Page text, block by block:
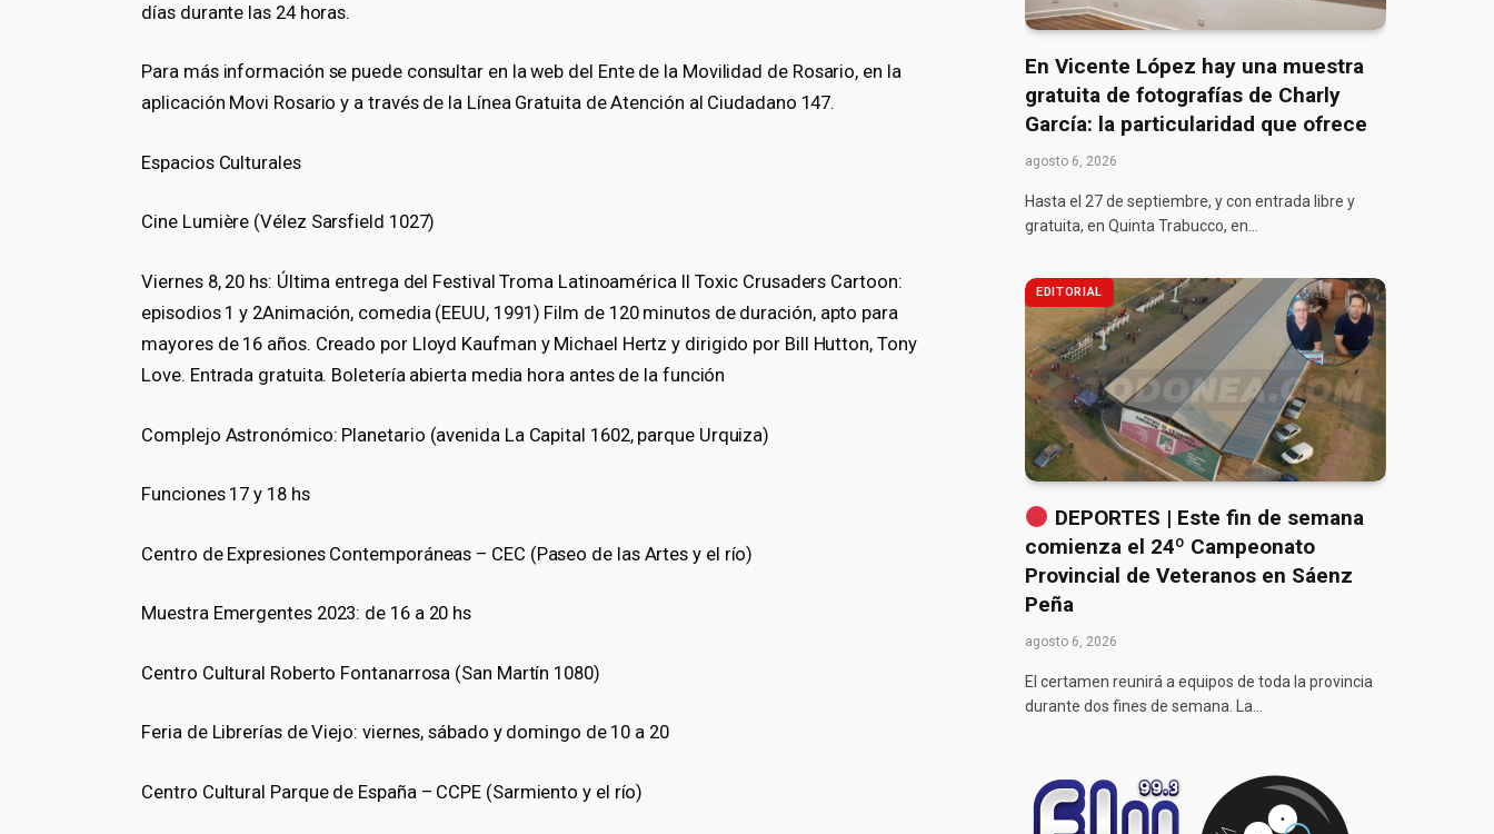
días durante las 24 horas.
Para más información se puede consultar en la web del Ente de la Movilidad de Rosario, en la
aplicación Movi Rosario y a través de la Línea Gratuita de Atención al Ciudadano 147.
Espacios Culturales
Cine Lumière (Vélez Sarsfield 1027)
Viernes 8, 20 hs: Última entrega del Festival Troma Latinoamérica II Toxic Crusaders Cartoon:
episodios 1 y 2Animación, comedia (EEUU, 1991) Film de 120 minutos de duración, apto para
mayores de 16 años. Creado por Lloyd Kaufman y Michael Hertz y dirigido por Bill Hutton, Tony
Love. Entrada gratuita. Boletería abierta media hora antes de la función
Complejo Astronómico: Planetario (avenida La Capital 1602, parque Urquiza)
Funciones 17 y 18 hs
Centro de Expresiones Contemporáneas – CEC (Paseo de las Artes y el río)
Muestra Emergentes 2023: de 16 a 20 hs
Centro Cultural Roberto Fontanarrosa (San Martín 1080)
Feria de Librerías de Viejo: viernes, sábado y domingo de 10 a 20
Centro Cultural Parque de España – CCPE (Sarmiento y el río)
En Vicente López hay una muestra
gratuita de fotografías de Charly
García: la particularidad que ofrece
agosto 6, 2026
Hasta el 27 de septiembre, y con entrada libre y
gratuita, en Quinta Trabucco, en…
EDITORIAL
DEPORTES | Este fin de semana
comienza el 24º Campeonato
Provincial de Veteranos en Sáenz
Peña
agosto 6, 2026
El certamen reunirá a equipos de toda la provincia
durante dos fines de semana. La…